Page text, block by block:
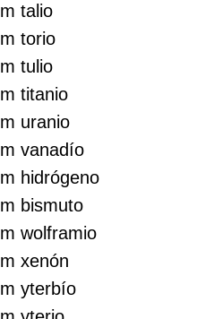
m talio
m torio
m tulio
m titanio
m uranio
m vanadío
m hidrógeno
m bismuto
m wolframio
m xenón
m yterbío